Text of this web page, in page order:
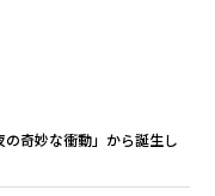
奇妙な衝動」から誕生し